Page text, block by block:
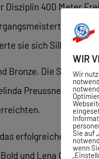
400 Meter
sie sich Silber.
Bronze. Die
Preussner holte
erfolgreiche
und Lena Christin
WIR
Wir
Sie auf
wenn